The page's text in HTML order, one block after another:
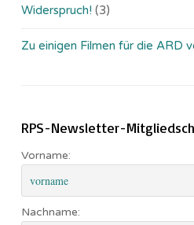
Widerspruch! (3)
Zu einigen Filmen für die ARD
RPS-Newsletter-
Vorname:
Nachname: